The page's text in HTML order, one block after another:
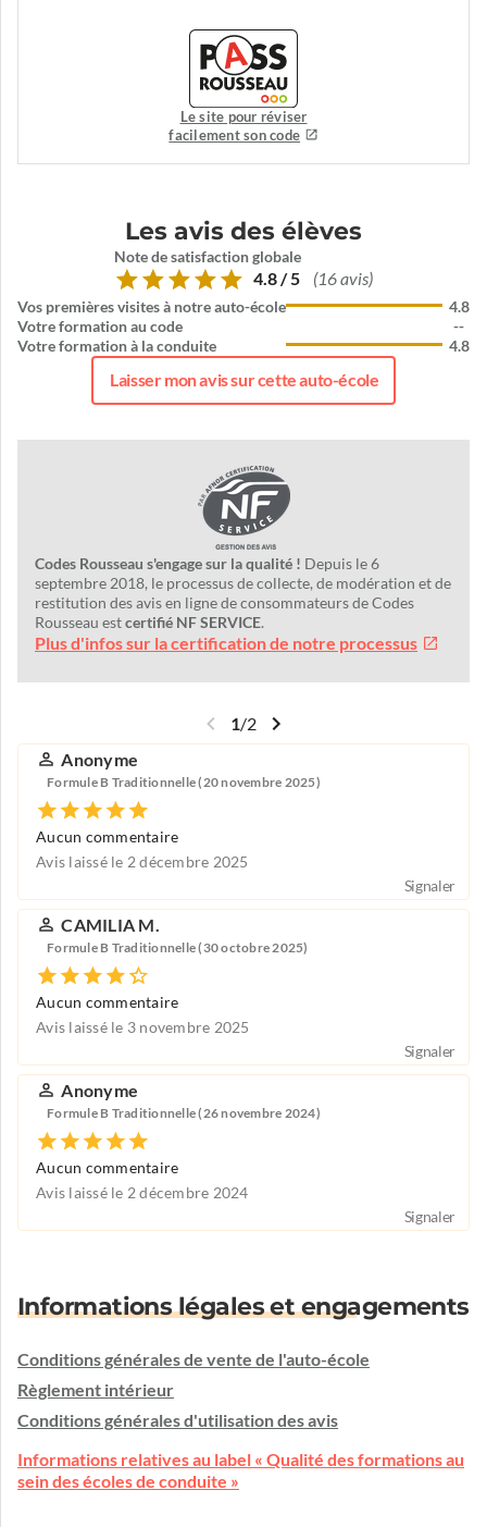
Le site pour réviser
facilement son code
Les avis des élèves
Note de satisfaction globale
4.8 / 5 (16 avis)
Vos premières visites à notre auto-école
Votre formation au code
Votre formation à la conduite
4.8
--
4.8
Laisser mon avis sur cette auto-école
Codes Rousseau s'engage sur la qualité ! Depuis le 6
septembre 2018, le processus de collecte, de modération et de
restitution des avis en ligne de consommateurs de Codes
Rousseau estcertifié NF SERVICE.
Plus d'infos sur la certification de notre processus
1/2
Anonyme
Formule B Traditionnelle (20 novembre 2025)
Aucun commentaire
Avis laissé le 2 décembre 2025
Signaler
CAMILIA M.
Formule B Traditionnelle (30 octobre 2025)
Aucun commentaire
Avis laissé le 3 novembre 2025
Signaler
Anonyme
Formule B Traditionnelle (26 novembre 2024)
Aucun commentaire
Avis laissé le 2 décembre 2024
Signaler
Informations légales et engagements
Conditions générales de vente de l'auto-école
Règlement intérieur
Conditions générales d'utilisation des avis
Informations relatives au label « Qualité des formations au
sein des écoles de conduite »